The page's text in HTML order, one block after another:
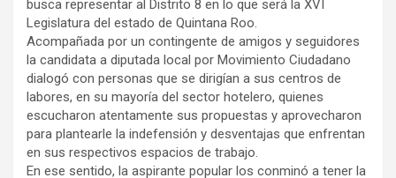
busca representar al Distrito 8 en lo que será la XVI
Legislatura del estado de Quintana Roo.
Acompañada por un contingente de amigos y seguidores
la candidata a diputada local por Movimiento Ciudadano
dialogó con personas que se dirigían a sus centros de
labores, en su mayoría del sector hotelero, quienes
escucharon atentamente sus propuestas y aprovecharon
para plantearle la indefensión y desventajas que enfrentan
en sus respectivos espacios de trabajo.
En ese sentido, la aspirante popular los conminó a tener la